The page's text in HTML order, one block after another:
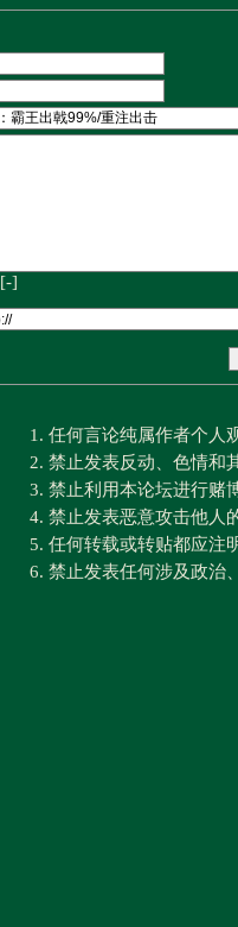
[-]
1. 任何言论纯属作者个人
2. 禁止发表反动、色情和
3. 禁止利用本论坛进行赌
4. 禁止发表恶意攻击他人
5. 任何转载或转贴都应注
6. 禁止发表任何涉及政治